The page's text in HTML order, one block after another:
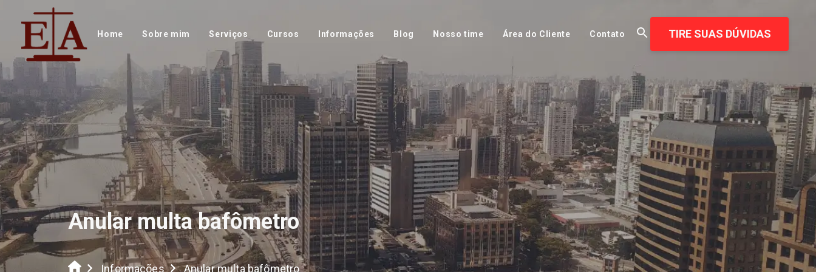
Home Sobre mim Serviços Cursos Informações Blog Nosso time Área do Cliente Contato TIRE SUAS DÚVIDAS
Anular multa bafômetro
Informações Anular multa bafômetro